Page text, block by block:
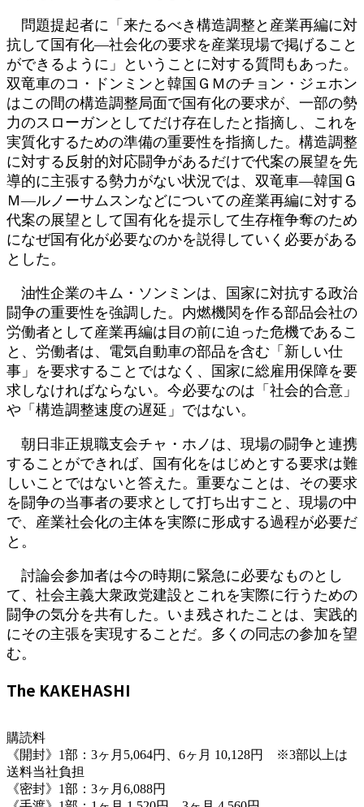
問題提起者に「来たるべき構造調整と産業再編に対
抗して国有化―社会化の要求を産業現場で掲げること
ができるように」ということに対する質問もあった。
双竜車のコ・ドンミンと韓国ＧＭのチョン・ジェホン
はこの間の構造調整局面で国有化の要求が、一部の勢
力のスローガンとしてだけ存在したと指摘し、これを
実質化するための準備の重要性を指摘した。構造調整
に対する反射的対応闘争があるだけで代案の展望を先
導的に主張する勢力がない状況では、双竜車―韓国Ｇ
Ｍ―ルノーサムスンなどについての産業再編に対する
代案の展望として国有化を提示して生存権争奪のため
になぜ国有化が必要なのかを説得していく必要がある
とした。
油性企業のキム・ソンミンは、国家に対抗する政治
闘争の重要性を強調した。内燃機関を作る部品会社の
労働者として産業再編は目の前に迫った危機であるこ
と、労働者は、電気自動車の部品を含む「新しい仕
事」を要求することではなく、国家に総雇用保障を要
求しなければならない。今必要なのは「社会的合意」
や「構造調整速度の遅延」ではない。
朝日非正規職支会チャ・ホノは、現場の闘争と連携
することができれば、国有化をはじめとする要求は難
しいことではないと答えた。重要なことは、その要求
を闘争の当事者の要求として打ち出すこと、現場の中
で、産業社会化の主体を実際に形成する過程が必要だ
と。
討論会参加者は今の時期に緊急に必要なものとし
て、社会主義大衆政党建設とこれを実際に行うための
闘争の気分を共有した。いま残されたことは、実践的
にその主張を実現することだ。多くの同志の参加を望
む。
The KAKEHASHI
購読料
《開封》1部：3ヶ月5,064円、6ヶ月 10,128円 ※3部以上は
送料当社負担
《密封》1部：3ヶ月6,088円